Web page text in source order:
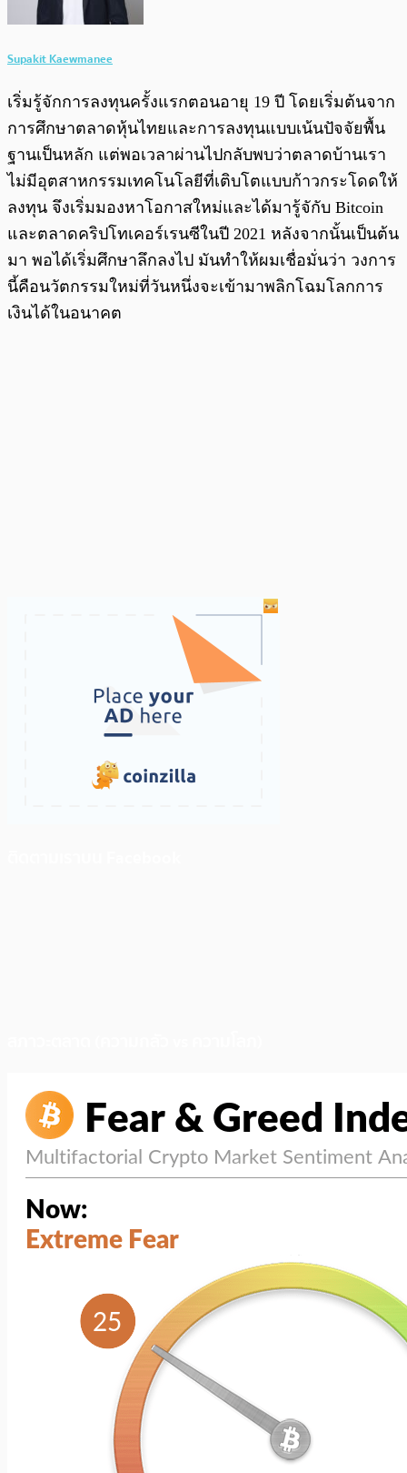
Supakit Kaewmanee
เริ่มรู้จักการลงทุนครั้งแรกตอนอายุ 19 ปี โดยเริ่มต้นจาก
การศึกษาตลาดหุ้นไทยและการลงทุนแบบเน้นปัจจัยพื้น
ฐานเป็นหลัก แต่พอเวลาผ่านไปกลับพบว่าตลาดบ้านเรา
ไม่มีอุตสาหกรรมเทคโนโลยีที่เติบโตแบบก้าวกระโดดให้
ลงทุน จึงเริ่มมองหาโอกาสใหม่และได้มารู้จักับ Bitcoin
และตลาดคริปโทเคอร์เรนซีในปี 2021 หลังจากนั้นเป็นต้น
มา พอได้เริ่มศึกษาลึกลงไป มันทำให้ผมเชื่อมั่นว่า วงการ
นี้คือนวัตกรรมใหม่ที่วันหนึ่งจะเข้ามาพลิกโฉมโลกการ
เงินได้ในอนาคต